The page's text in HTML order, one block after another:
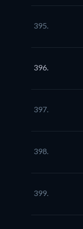
395.
396.
397.
398.
399.